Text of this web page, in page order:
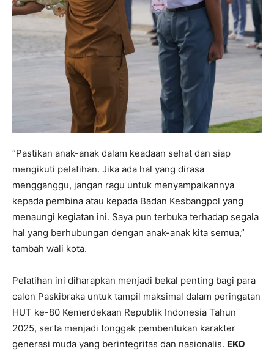
“Pastikan anak-anak dalam keadaan sehat dan siap
mengikuti pelatihan. Jika ada hal yang dirasa
mengganggu, jangan ragu untuk menyampaikannya
kepada pembina atau kepada Badan Kesbangpol yang
menaungi kegiatan ini. Saya pun terbuka terhadap segala
hal yang berhubungan dengan anak-anak kita semua,”
tambah wali kota.
Pelatihan ini diharapkan menjadi bekal penting bagi para
calon Paskibraka untuk tampil maksimal dalam peringatan
HUT ke-80 Kemerdekaan Republik Indonesia Tahun
2025, serta menjadi tonggak pembentukan karakter
generasi muda yang berintegritas dan nasionalis. EKO